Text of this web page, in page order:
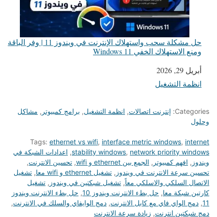
حل مشكلة سحب واستهلاك الإنترنت في ويندوز 11 | وفر الباقة
ومنع الاستهلاك الخفي Windows 11
التاريخ
أبريل 29, 2026
في ما يتعلق بما يأتي
انظمة التشغيل
Categories: إنترنت اتصالات, انظمة التشغيل, برامج كمبيوتر , مشاكل
وحلول
Tags: ethernet vs wifi, interface metric windows, internet
stability windows, network priority windows
, اعدادات الشبكة في
ويندوز , افهم كمبيوتر , الجمع بين ethernet و wifi , تحسين الانترنت,
تحسين سرعة الانترنت في ويندوز , تشغيل ethernet و wifi معا , تشغيل
الاتصال السلكي والاسلكي معاً, تشغيل شبكتين في ويندوز , تشغيل
كارتين شبكة معا, حل بطء الانترنت ويندوز 10 , حل بطء الانترنت ويندوز
11
, دمج الواي فاي مع كابل الانترنت, دمج الوايفاي والسلك في الانترنت,
دمج شبكتين انترنت, زيادة سرعة الانترنت